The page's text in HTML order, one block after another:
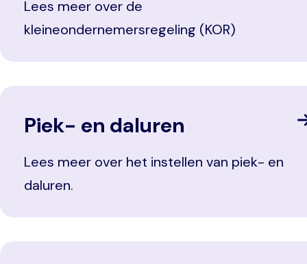
Lees meer over de
kleineondernemersregeling (KOR)
Piek- en daluren
Lees meer over het instellen van piek- en
daluren.